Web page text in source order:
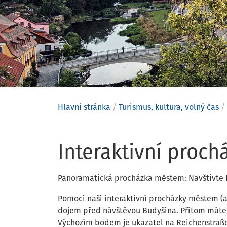
Hlavní stránka Turismus, kultura, volný čas
Interaktivní
Panoramatická procházka městem:
Pomocí naší interaktivní procházky městem
dojem před návštěvou Budyšína. Přitom
Výchozím bodem je ukazatel na